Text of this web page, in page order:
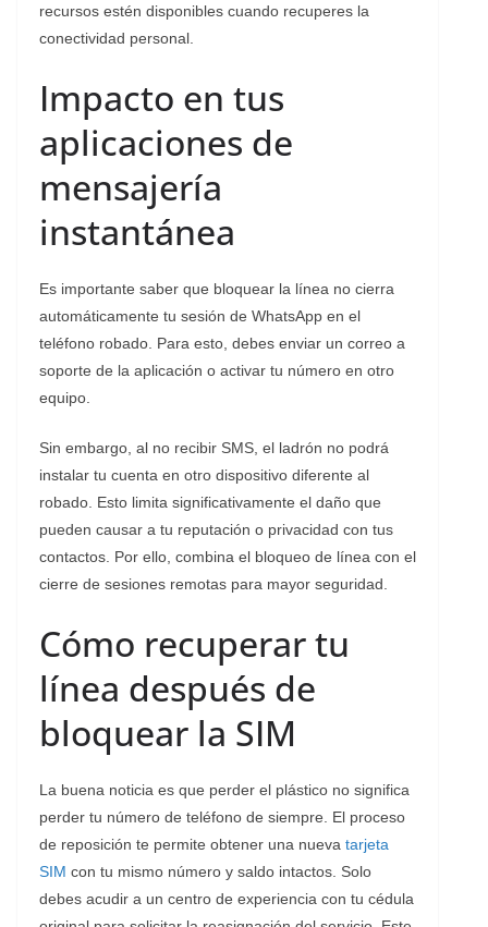
recursos estén disponibles cuando recuperes la
conectividad personal.
​Impacto en tus
aplicaciones de
mensajería
instantánea
​Es importante saber que bloquear la línea no cierra
automáticamente tu sesión de WhatsApp en el
teléfono robado. Para esto, debes enviar un correo a
soporte de la aplicación o activar tu número en otro
equipo.
Sin embargo, al no recibir SMS, el ladrón no podrá
instalar tu cuenta en otro dispositivo diferente al
robado. Esto limita significativamente el daño que
pueden causar a tu reputación o privacidad con tus
contactos. Por ello, combina el bloqueo de línea con el
cierre de sesiones remotas para mayor seguridad.
Cómo recuperar tu
línea después de
bloquear la SIM
​La buena noticia es que perder el plástico no significa
perder tu número de teléfono de siempre. El proceso
de reposición te permite obtener una nueva tarjeta
SIM con tu mismo número y saldo intactos. Solo
debes acudir a un centro de experiencia con tu cédula